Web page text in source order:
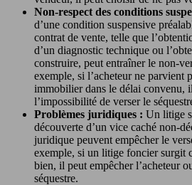
Non-respect des conditions
d’une condition suspensive
contrat de vente, telle que
d’un diagnostic technique ou
construire, peut entraîner le non-
exemple, si l’acheteur ne parvient
immobilier dans le délai convenu,
l’impossibilité de verser le
Problèmes juridiques : Un litige
découverte d’un vice caché non-
juridique peuvent empêcher le
exemple, si un litige foncier surgit
bien, il peut empêcher l’acheteur
séquestre.